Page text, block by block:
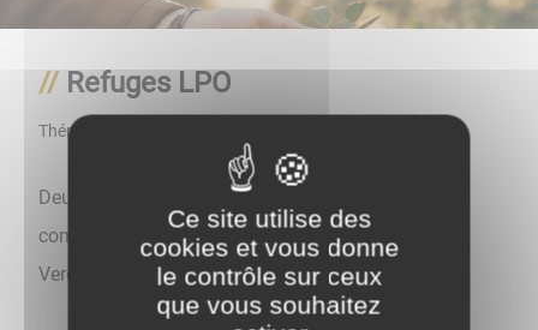
Refuges LPO
Thématique
Deux sites de notre village sont désormais inscrits
comme refuges LPO : le site de la statue de
Vercingétorix et le verger conservatoire des Alisiers.
Ce site utilise des
cookies et vous donne
le contrôle sur ceux
que vous souhaitez